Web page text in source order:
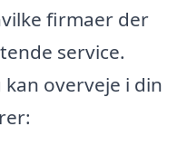
firmaer der
service.
overveje i din